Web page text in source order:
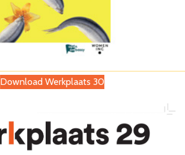
Download Werkplaats 30